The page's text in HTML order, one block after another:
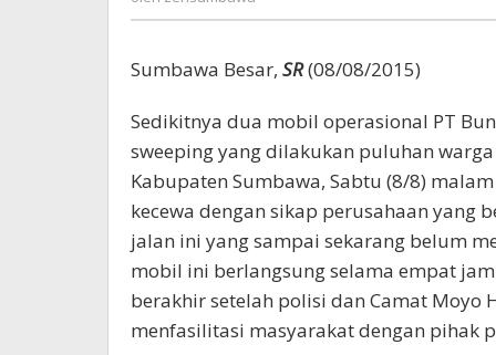
Sumbawa Besar, SR(08/08/2015)
Sedikitnya dua mobil operasional PT
sweeping yang dilakukan puluhan
Kabupaten Sumbawa, Sabtu (8/8)
kecewa dengan sikap perusahaan
jalan ini yang sampai sekarang belum
mobil ini berlangsung selama empat
berakhir setelah polisi dan Camat Moyo
menfasilitasi masyarakat dengan pihak